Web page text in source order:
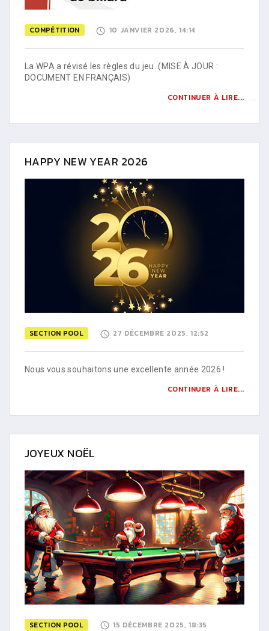
COMPÉTITION 10 JANVIER 2026, 14:14
La WPA a révisé les règles du jeu. (MISE À JOUR :
DOCUMENT EN FRANÇAIS)
CONTINUER À LIRE...
HAPPY NEW YEAR 2026
SECTION POOL 27 DÉCEMBRE 2025, 12:52
Nous vous souhaitons une excellente année 2026 !
CONTINUER À LIRE...
JOYEUX NOËL
SECTION POOL 15 DÉCEMBRE 2025, 18:35